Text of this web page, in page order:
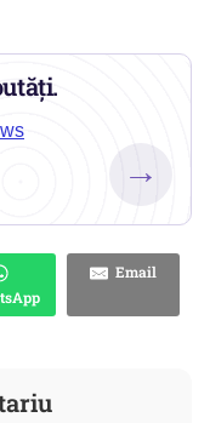
→
Email